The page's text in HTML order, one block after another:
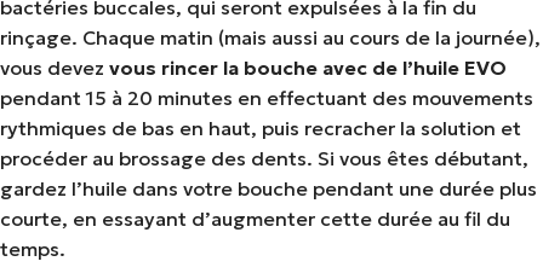
bactéries buccales, qui seront expulsées à la fin du
rinçage. Chaque matin (mais aussi au cours de la journée),
vous devez vous rincer la bouche avec de l’huile EVO
pendant 15 à 20 minutes en effectuant des mouvements
rythmiques de bas en haut, puis recracher la solution et
procéder au brossage des dents. Si vous êtes débutant,
gardez l’huile dans votre bouche pendant une durée plus
courte, en essayant d’augmenter cette durée au fil du
temps.